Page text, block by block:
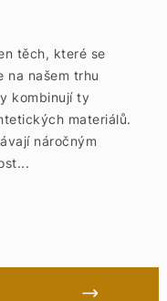
těch, které se
na našem trhu
kombinují ty
materiálů.
náročným